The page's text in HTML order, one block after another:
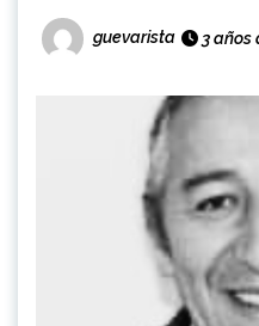
guevarista 3 años